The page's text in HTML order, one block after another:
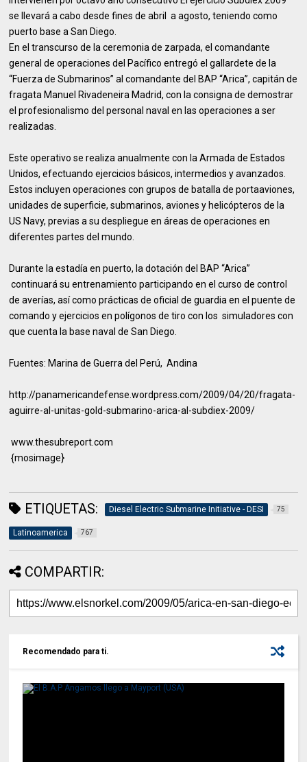
se llevará a cabo desde fines de abril a agosto, teniendo como
puerto base a San Diego.
En el transcurso de la ceremonia de zarpada, el comandante
general de operaciones del Pacífico entregó el gallardete de la
“Fuerza de Submarinos” al comandante del BAP “Arica”, capitán de
fragata Manuel Rivadeneira Madrid, con la consigna de demostrar
el profesionalismo del personal naval en las operaciones a ser
realizadas.
Este operativo se realiza anualmente con la Armada de Estados
Unidos, efectuando ejercicios básicos, intermedios y avanzados.
Estos incluyen operaciones con grupos de batalla de portaaviones,
unidades de superficie, submarinos, aviones y helicópteros de la
US Navy, previas a su despliegue en áreas de operaciones en
diferentes partes del mundo.
Durante la estadía en puerto, la dotación del BAP “Arica”
continuará su entrenamiento participando en el curso de control
de averías, así como prácticas de oficial de guardia en el puente de
comando y ejercicios en polígonos de tiro con los simuladores con
que cuenta la base naval de San Diego.
Fuentes: Marina de Guerra del Perú, Andina
http://panamericandefense.wordpress.com/2009/04/20/fragata-
aguirre-al-unitas-gold-submarino-arica-al-subdiex-2009/
www.thesubreport.com
{mosimage}
ETIQUETAS: Diesel Electric Submarine Initiative - DESI 75
Latinoamerica 767
COMPARTIR:
Recomendado para ti.